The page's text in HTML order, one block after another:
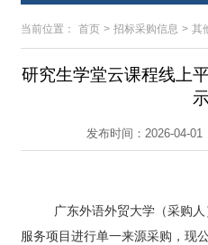
当前位置： 首页 > 招标采购信息 > 其
研究生学堂云课程线上
发布时间：2026-04-01
广东外语外贸大学（采购
服务项目进行单一来源采购，现